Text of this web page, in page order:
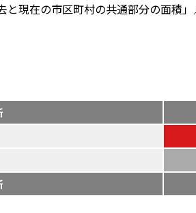
現在の市区町村の共通部分の面積